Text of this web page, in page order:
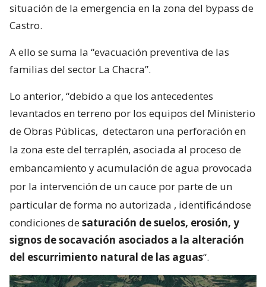
situación de la emergencia en la zona del bypass de
Castro.
A ello se suma la “evacuación preventiva de las
familias del sector La Chacra”.
Lo anterior, “debido a que los antecedentes
levantados en terreno por los equipos del Ministerio
de Obras Públicas, detectaron una perforación en
la zona este del terraplén, asociada al proceso de
embancamiento y acumulación de agua provocada
por la intervención de un cauce por parte de un
particular de forma no autorizada , identificándose
condiciones desaturación de suelos, erosión, y
signos de socavación asociados a la alteración
del escurrimiento natural de las aguas“.